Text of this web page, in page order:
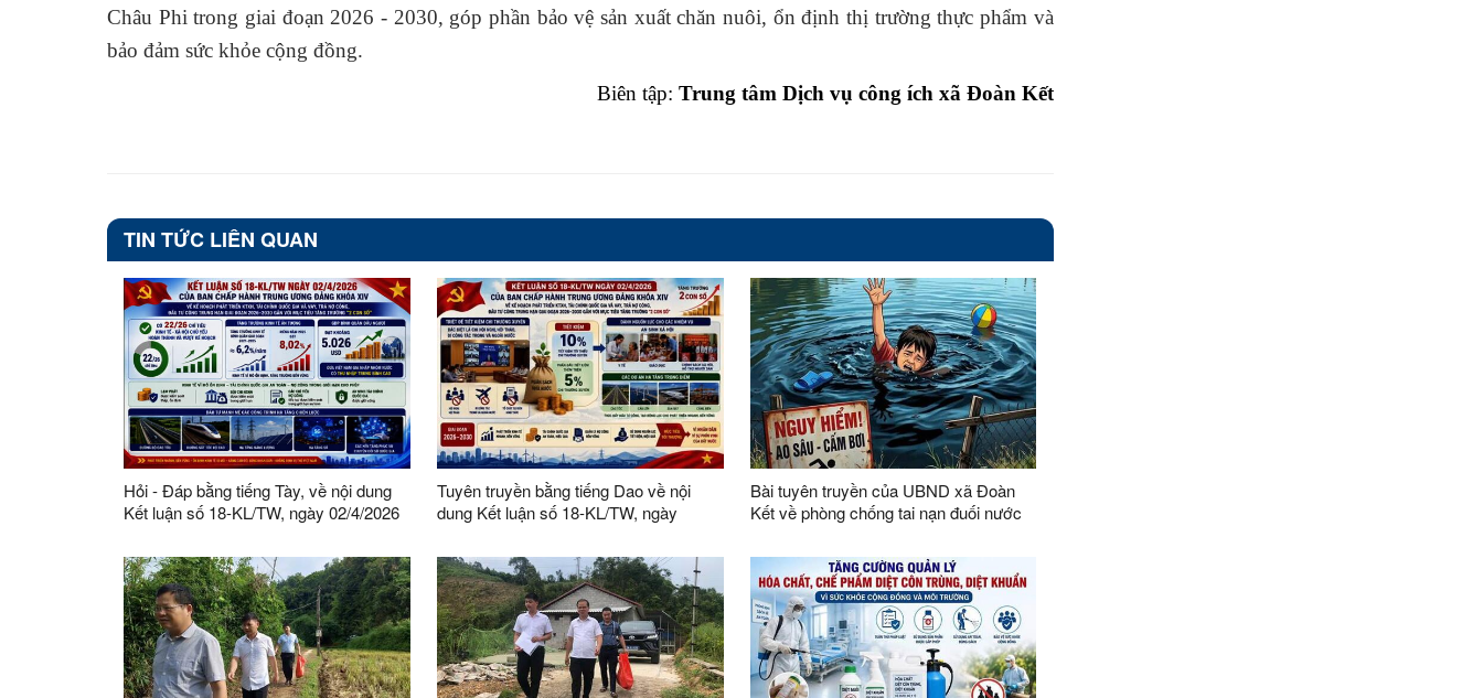
Châu Phi trong giai đoạn 2026 - 2030, góp phần bảo vệ sản xuất chăn nuôi, ổn định thị trường thực phẩm và
bảo đảm sức khỏe cộng đồng.
Biên tập: Trung tâm Dịch vụ công ích xã Đoàn Kết
TIN TỨC LIÊN QUAN
Hỏi - Đáp bằng tiếng Tày, về nội dung
Kết luận số 18-KL/TW, ngày 02/4/2026
Tuyên truyền bằng tiếng Dao về nội
dung Kết luận số 18-KL/TW, ngày
ương Đảng
Bài tuyên truyền của UBND xã Đoàn
Kết về phòng chống tai nạn đuối nước